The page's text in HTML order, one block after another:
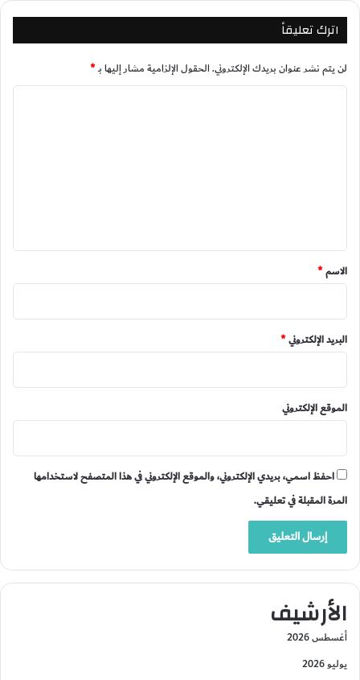
اترك تعليقاً
لن يتم نشر عنوان بريدك الإلكتروني.الحقول الإلزامية مشار إليها بـ*
*
الاسم*
البريد الإلكتروني*
الموقع الإلكتروني
احفظ اسمي، بريدي الإلكتروني، والموقع الإلكتروني في هذا المتصفح لاستخدامها
المرة المقبلة في تعليقي.
الأرشيف
أغسطس 2026
يوليو 2026